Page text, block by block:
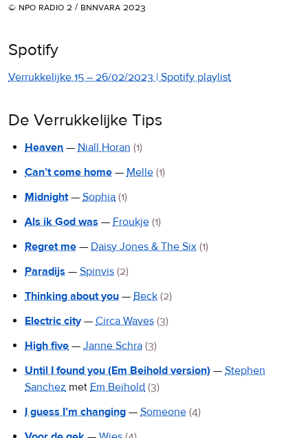
© npo radio 2 / bnnvara 2023
Spotify
Verrukkelijke 15 – 26/02/2023 | Spotify playlist
De Verrukkelijke Tips
Heaven — Niall Horan (1)
Can’t come home — Melle (1)
Midnight— Sophia (1)
Als ik God was — Froukje (1)
Regret me — Daisy Jones & The Six (1)
Paradijs — Spinvis (2)
Thinking about you — Beck (2)
Electric city— Circa Waves (3)
High five — Janne Schra (3)
Until I found you (Em Beihold version) — Stephen
Sanchez met Em Beihold (3)
I guess I’m changing — Someone (4)